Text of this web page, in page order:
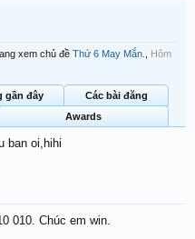
xem chủ đề Thứ 6 May Mắn.
Hôm
gần đây
Các bài đăng
Awards
ban oi,hihi
010. Chúc em win.